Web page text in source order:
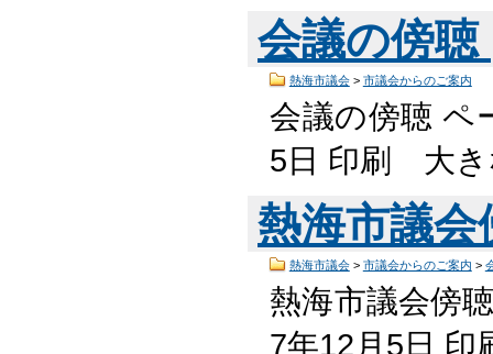
会議の傍聴
熱海市議会> 市議会からのご案内
会議の傍聴
5日 印刷 大き
熱海市議
熱海市議会> 市議会からのご案内 >
熱海市議会傍
7年12月5日